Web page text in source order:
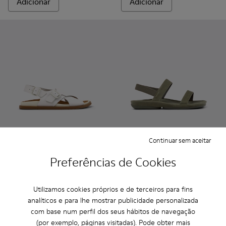
Preferências de Cookies
Utilizamos cookies próprios e de terceiros para fins
analíticos e para lhe mostrar publicidade personalizada
com base num perfil dos seus hábitos de navegação
(por exemplo, páginas visitadas). Pode obter mais
Continuar sem aceitar
-20%
Adicionar
125 € -30%
Adicionar